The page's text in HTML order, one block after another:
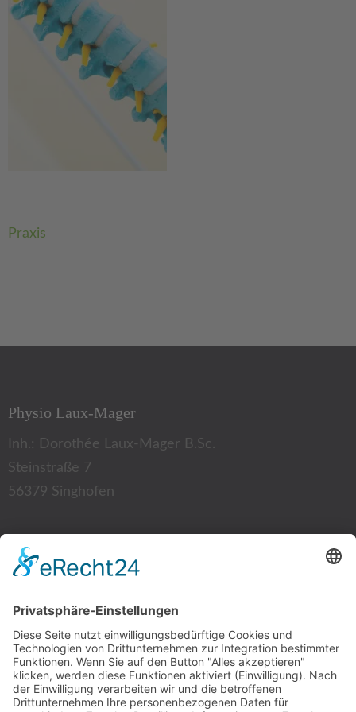
Beitragsnavigation
Praxis
Physio Laux-Mager
Inh.: Dorothée Laux-Mager B.Sc.
Steinstraße 7
56379 Singhofen
Kontakt:
Fax: 02604 94 35 52
E-Mail:info@physio-laux-mager.de